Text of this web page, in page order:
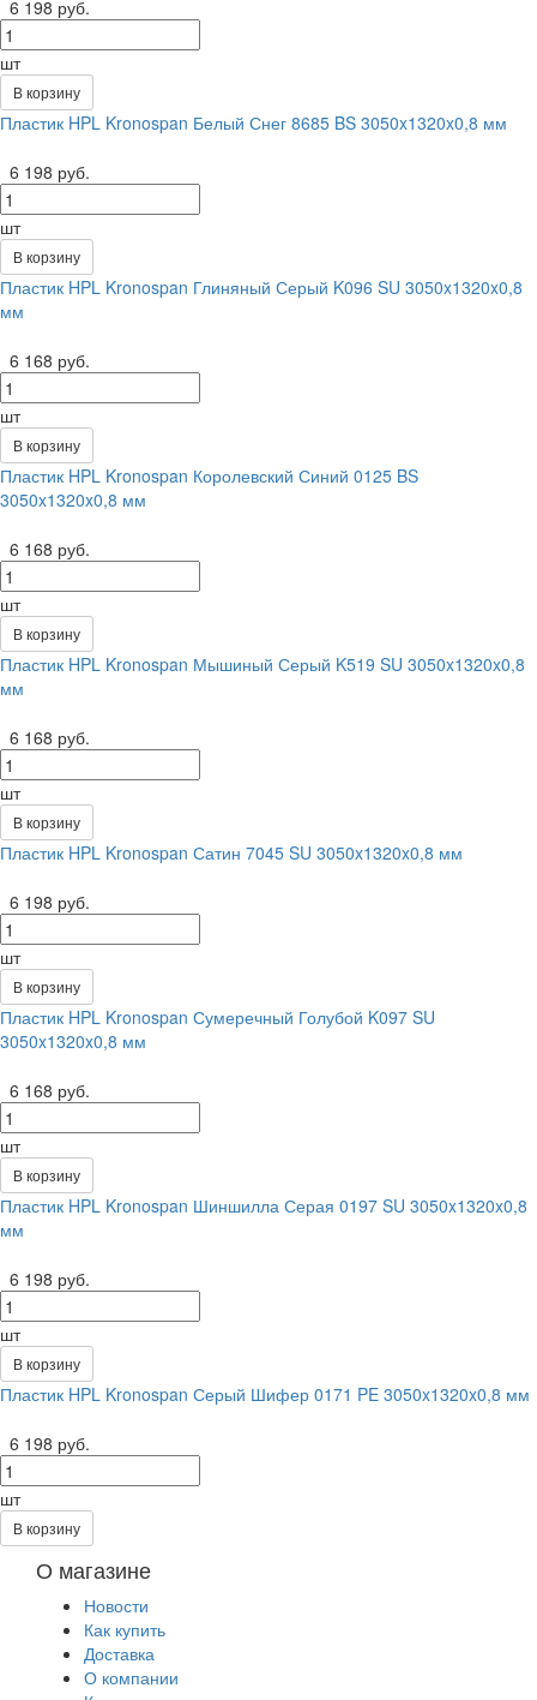
6 198 руб.
шт
В корзину
Пластик HPL Kronospan Белый Снег 8685 BS 3050x1320x0,8 мм
6 198 руб.
шт
В корзину
Пластик HPL Kronospan Глиняный Серый K096 SU 3050x1320x0,8
мм
6 168 руб.
шт
В корзину
Пластик HPL Kronospan Королевский Синий 0125 BS
3050x1320x0,8 мм
6 168 руб.
шт
В корзину
Пластик HPL Kronospan Мышиный Серый K519 SU 3050x1320x0,8
мм
6 168 руб.
шт
В корзину
Пластик HPL Kronospan Сатин 7045 SU 3050x1320x0,8 мм
6 198 руб.
шт
В корзину
Пластик HPL Kronospan Сумеречный Голубой K097 SU
3050x1320x0,8 мм
6 168 руб.
шт
В корзину
Пластик HPL Kronospan Шиншилла Серая 0197 SU 3050x1320x0,8
мм
6 198 руб.
шт
В корзину
Пластик HPL Kronospan Серый Шифер 0171 PE 3050x1320x0,8 мм
6 198 руб.
шт
В корзину
О магазине
Новости
Как купить
Доставка
О компании